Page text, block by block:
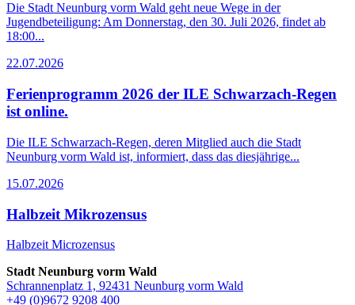
Die Stadt Neunburg vorm Wald geht neue Wege in der
Jugendbeteiligung: Am Donnerstag, den 30. Juli 2026, findet ab
18:00...
22.07.2026
Ferienprogramm 2026 der ILE Schwarzach-Regen
ist online.
Die ILE Schwarzach-Regen, deren Mitglied auch die Stadt
Neunburg vorm Wald ist, informiert, dass das diesjährige...
15.07.2026
Halbzeit Mikrozensus
Halbzeit Microzensus
Stadt Neunburg vorm Wald
Schrannenplatz 1, 92431 Neunburg vorm Wald
+49 (0)9672 9208 400